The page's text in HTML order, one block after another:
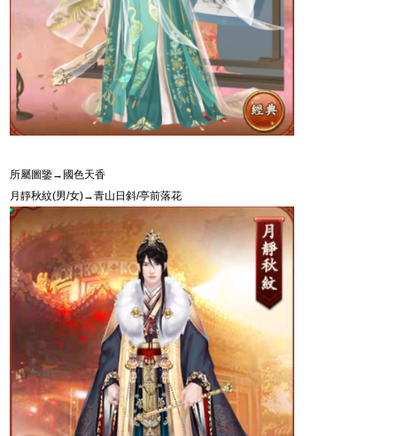
所屬圖鑒→國色天香
月靜秋紋(男/女)→青山日斜/亭前落花